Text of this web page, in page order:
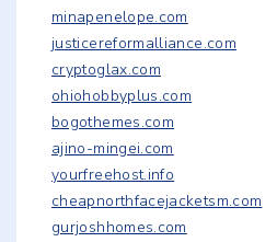
minapenelope.com
justicereformalliance.com
cryptoglax.com
ohiohobbyplus.com
bogothemes.com
ajino-mingei.com
yourfreehost.info
cheapnorthfacejacketsm.com
gurjoshhomes.com